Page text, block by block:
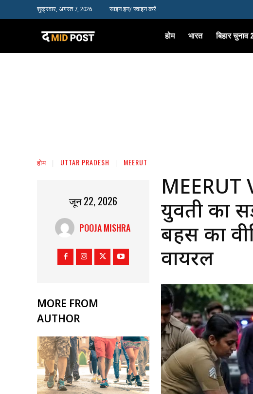
शुक्रवार, अगस्त 7, 2026 साइन इन/ ज्वाइन करें
होम भारत बिहार चुनाव
होम UTTAR PRADESH MEERUT
जून 22, 2026
POOJA MISHRA
MORE FROM
AUTHOR
MEERUT
युवती का
बहस का
वायरल